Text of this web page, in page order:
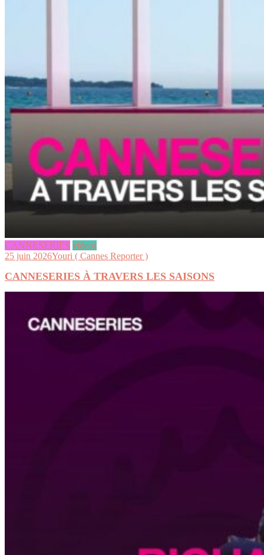
CANNESERIES videos
25 juin 2026Youri ( Cannes Reporter )
CANNESERIES À TRAVERS LES SAISONS